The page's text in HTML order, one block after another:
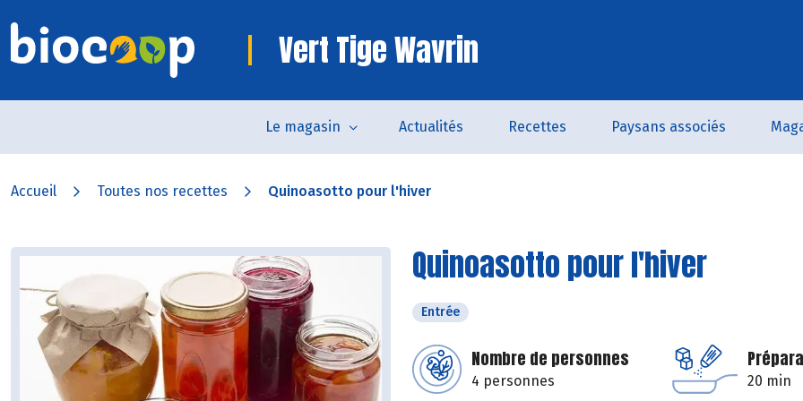
Vert Tige Wavrin
Le magasin Actualités Recettes Paysans associés
Accueil Toutes nos recettes Quinoasotto pour l'hiver
Quinoasotto pour l'hiver
Entrée
Nombre de personnes
4 personnes 20 min